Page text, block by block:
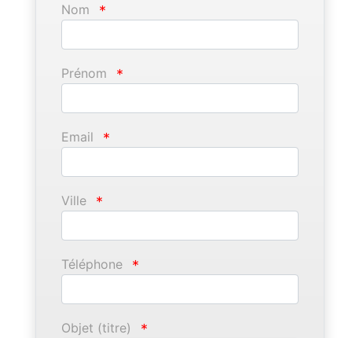
Nom *
Prénom *
Email *
Ville *
Téléphone *
Objet (titre) *